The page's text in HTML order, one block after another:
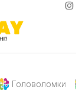
Головоломки